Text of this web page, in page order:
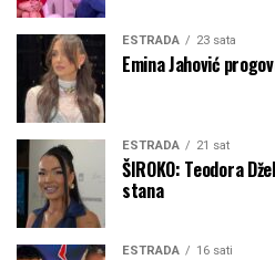
ESTRADA 23 sata
Emina Jahović
ESTRADA 21 sat
ŠIROKO: Teodora
stana
ESTRADA 16 sati